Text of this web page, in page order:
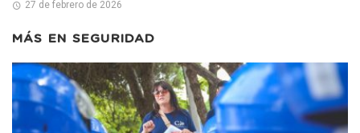
27 de febrero de 2026
MÁS EN SEGURIDAD